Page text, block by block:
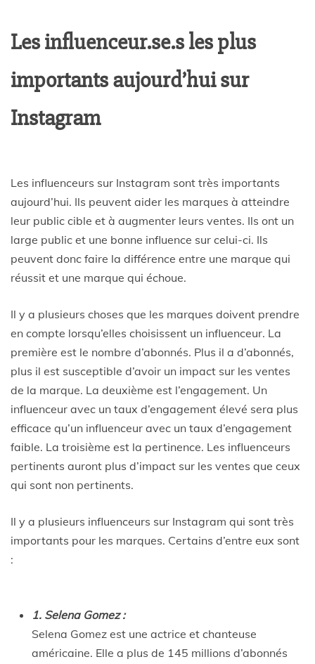
Les influenceur.se.s les plus
importants aujourd’hui sur
Instagram
Les influenceurs sur Instagram sont très importants
aujourd’hui. Ils peuvent aider les marques à atteindre
leur public cible et à augmenter leurs ventes. Ils ont un
large public et une bonne influence sur celui-ci. Ils
peuvent donc faire la différence entre une marque qui
réussit et une marque qui échoue.
Il y a plusieurs choses que les marques doivent prendre
en compte lorsqu’elles choisissent un influenceur. La
première est le nombre d’abonnés. Plus il a d’abonnés,
plus il est susceptible d’avoir un impact sur les ventes
de la marque. La deuxième est l’engagement. Un
influenceur avec un taux d’engagement élevé sera plus
efficace qu’un influenceur avec un taux d’engagement
faible. La troisième est la pertinence. Les influenceurs
pertinents auront plus d’impact sur les ventes que ceux
qui sont non pertinents.
Il y a plusieurs influenceurs sur Instagram qui sont très
importants pour les marques. Certains d’entre eux sont
:
1. Selena Gomez :
Selena Gomez est une actrice et chanteuse
américaine. Elle a plus de 145 millions d’abonnés